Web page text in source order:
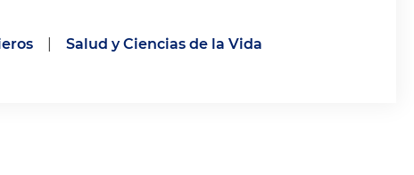
Salud y Ciencias de la Vida